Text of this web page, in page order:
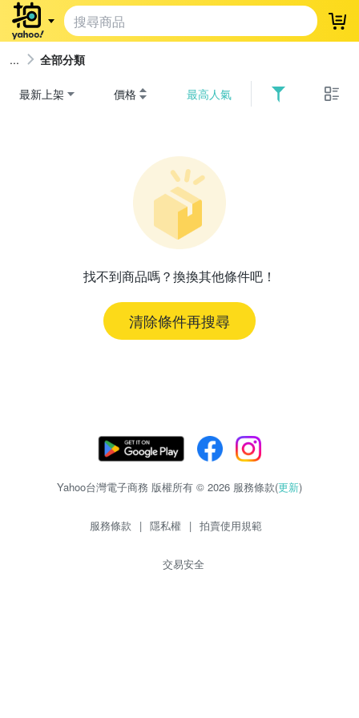
登
全部分類
最新上架 價格 最高人氣
找不到商品嗎？換換其他條件吧！
清除條件再搜尋
Yahoo台灣電子商務 版權所有 © 2026 服務條款(更新)
服務條款 | 隱私權 | 拍賣使用規範
交易安全